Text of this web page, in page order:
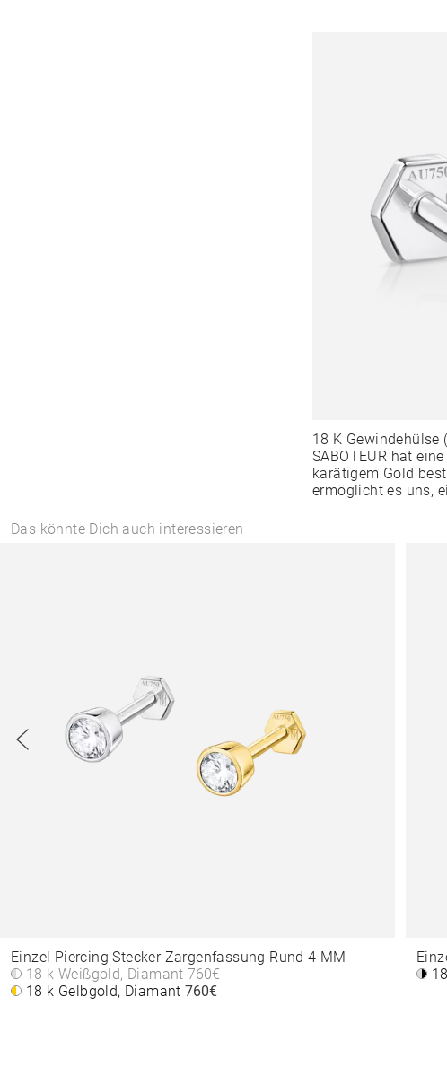
18 K Gewindehülse
SABOTEUR hat
karätigem Gold
ermöglicht es uns,
Das könnte Dich auch interessieren
Einzel Piercing Stecker Zargenfassung Rund 4 MM
18 k Weißgold, Diamant760€
18 k Gelbgold, Diamant760€